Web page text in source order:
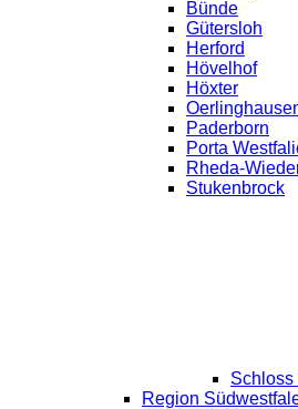
Bünde
Gütersloh
Herford
Hövelhof
Höxter
Paderborn
Porta
Rheda-
Stukenbrock
Schloss
Region